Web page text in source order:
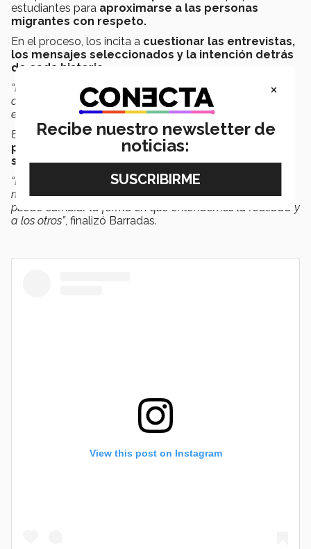
estudiantes para aproximarse a las personas
migrantes con respeto.
En el proceso, los incita a cuestionar las entrevistas,
los mensajes seleccionados y la intención detrás
de cada historia.
“No se trata solo de enseñar a hacer cine, sino de formar
ciudadanos críticos, empáticos y comprometidos con su
entorno”
, señaló Barradas.
Barradas busca mostrar que es posible generar
proyectos que aporten a la conversación global
sobre la migración desde el aula.
“La mayoría de las personas en el mundo han migrado,
migran o migrarán. Contar esas historias con respeto
puede cambiar la forma en que entendemos la realidad y
a los otros”, finalizó Barradas.
View this post on Instagram
×
Recibe nuestro newsletter de
noticias: